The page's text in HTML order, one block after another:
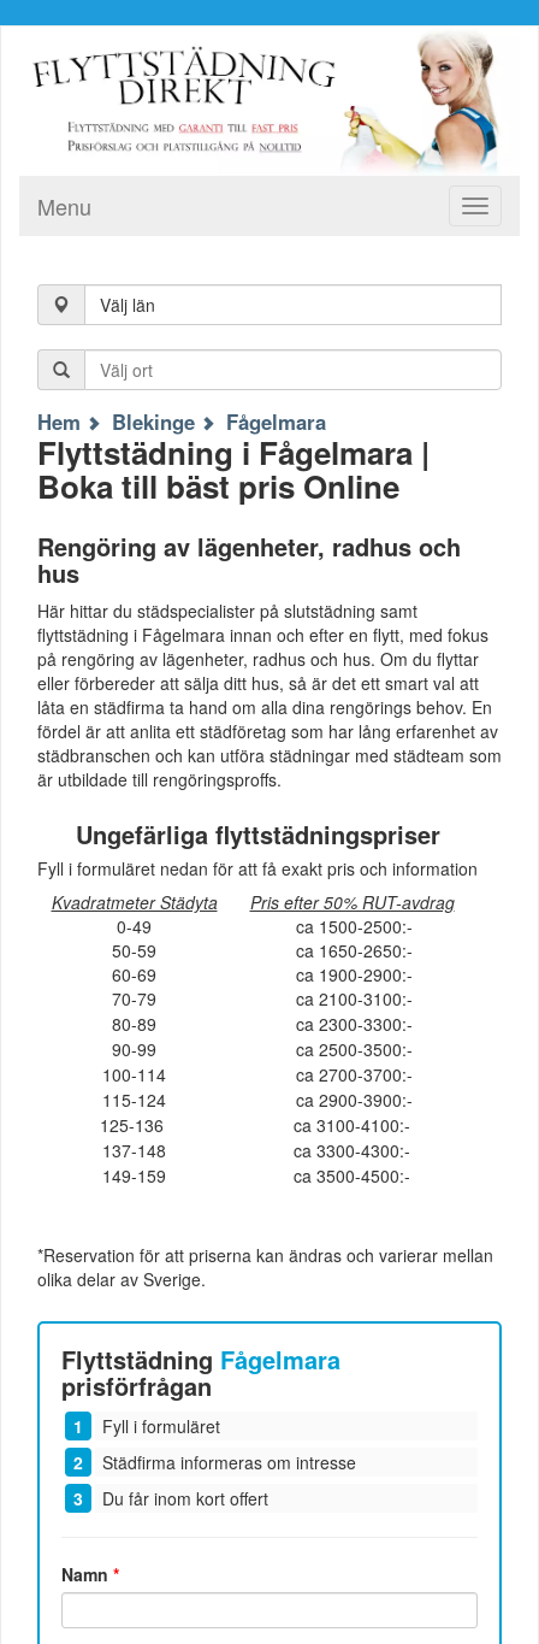
Toggle
Menu
Välj län
Hem Blekinge Fågelmara
Flyttstädning i Fågelmara |
Boka till bäst pris Online
Rengöring av lägenheter, radhus och
hus
Här hittar du städspecialister på slutstädning samt
flyttstädning i Fågelmara innan och efter en flytt, med fokus
på rengöring av lägenheter, radhus och hus. Om du flyttar
eller förbereder att sälja ditt hus, så är det ett smart val att
låta en städfirma ta hand om alla dina rengörings behov. En
fördel är att anlita ett städföretag som har lång erfarenhet av
städbranschen och kan utföra städningar med städteam som
är utbildade till rengöringsproffs.
Ungefärliga flyttstädningspriser
Fyll i formuläret nedan för att få exakt pris och information
Kvadratmeter Städyta
Pris efter 50% RUT-avdrag
0-49
ca 1500-2500:-
50-59
ca 1650-2650:-
60-69
ca 1900-2900:-
70-79
ca 2100-3100:-
80-89
ca 2300-3300:-
90-99
ca 2500-3500:-
100-114
ca 2700-3700:-
115-124
ca 2900-3900:-
125-136
ca 3100-4100:-
137-148
ca 3300-4300:-
149-159
ca 3500-4500:-
*Reservation för att priserna kan ändras och varierar mellan
olika delar av Sverige.
Flyttstädning Fågelmara
prisförfrågan
Fyll i formuläret
Städfirma informeras om intresse
Du får inom kort offert
Namn*